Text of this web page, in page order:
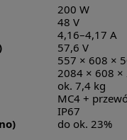
200 W
48 V
4,16–4,17 A
57,6 V
557 × 608 ×
2084 × 608
ok. 7,4 kg
MC4 +
IP67
do ok. 23%